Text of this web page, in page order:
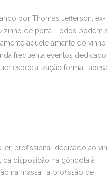
por Thomas Jefferson, ex-
de porta. Todos podem
aquele amante do
frequenta eventos
especialização formal,
profissional dedicado ao
da disposição na gôndola à
na massa”, a profissão de